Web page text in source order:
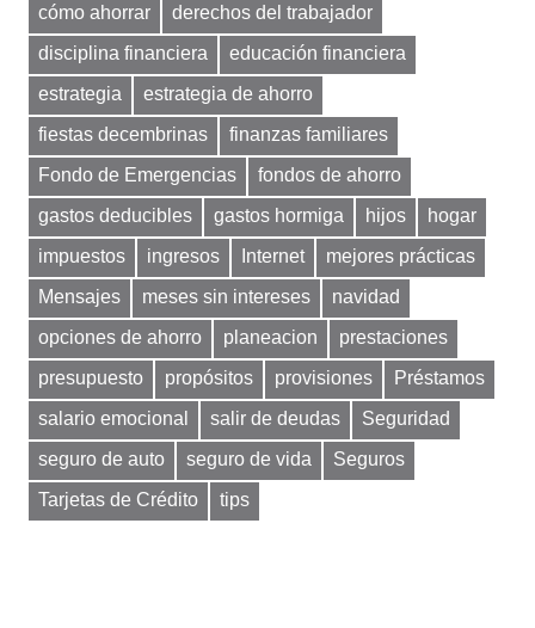
cómo ahorrar
derechos del trabajador
disciplina financiera
educación financiera
estrategia
estrategia de ahorro
fiestas decembrinas
finanzas familiares
Fondo de Emergencias
fondos de ahorro
gastos deducibles
gastos hormiga hijos
hogar
impuestos
ingresos Internet
mejores prácticas
Mensajes
meses sin intereses
navidad
opciones de ahorro
planeacion
prestaciones
presupuesto
propósitos provisiones
Préstamos
salario emocional
salir de deudas
Seguridad
seguro de auto
seguro de vida
Seguros
Tarjetas de Crédito
tips